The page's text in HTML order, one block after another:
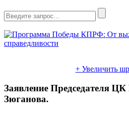
+ Увеличить
Заявление Председателя
Зюганова.